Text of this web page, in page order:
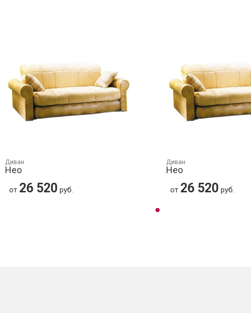
Диван
Нео
от 26 520 руб.
Диван
Нео
от 26 520 руб.